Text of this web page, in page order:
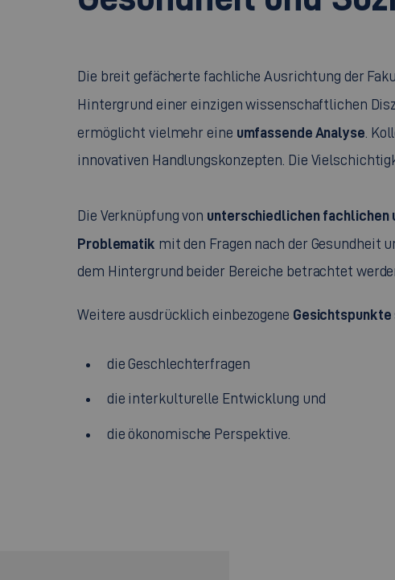
Die breit gefächerte fachliche Ausrichtung der
Hintergrund einer einzigen wissenschaftlichen
ermöglicht vielmehr eine umfassende Analyse.
innovativen Handlungskonzepten. Die
Die Verknüpfung von unterschiedlichen fachlichen
Problematik mit den Fragen nach der Gesundheit
dem Hintergrund beider Bereiche betrachtet
Weitere ausdrücklich einbezogene Gesichtspunkte
die Geschlechterfragen
die interkulturelle Entwicklung und
die ökonomische Perspektive.